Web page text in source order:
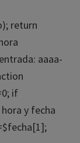
return
aaaa-
if
y fecha